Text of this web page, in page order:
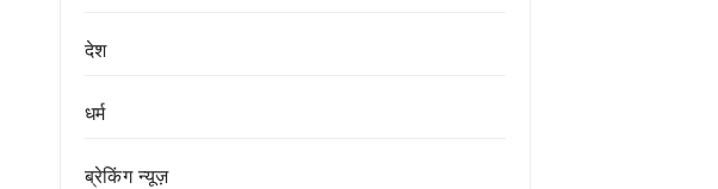
देश
धर्म
ब्रेकिंग न्यूज़